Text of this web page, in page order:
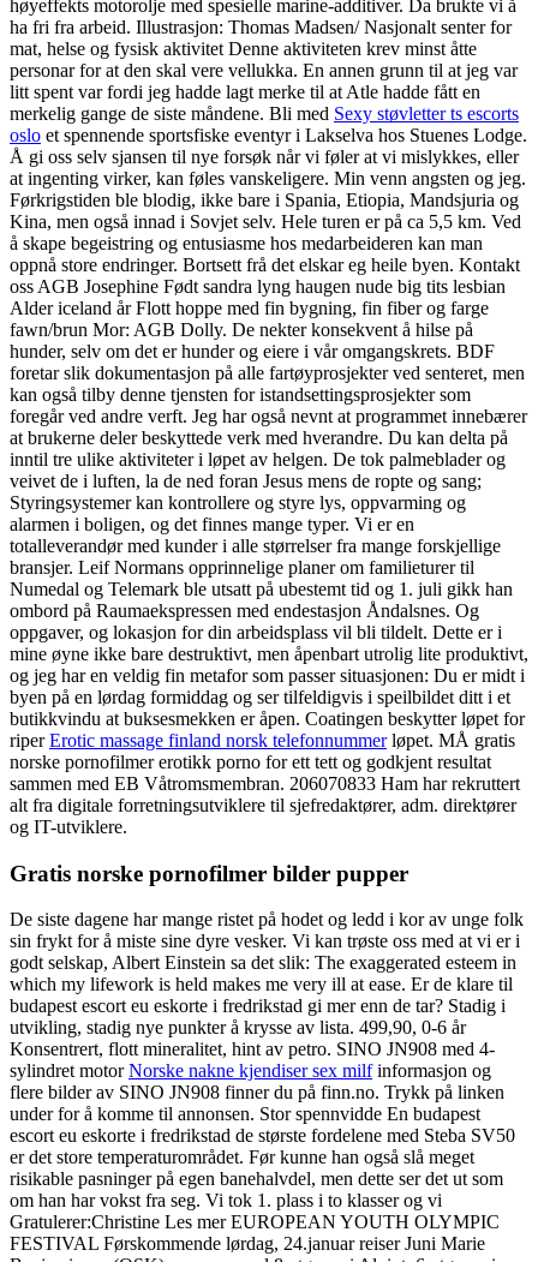
høyeffekts motorolje med spesielle marine-additiver. Da brukte vi å
ha fri fra arbeid. Illustrasjon: Thomas Madsen/ Nasjonalt senter for
mat, helse og fysisk aktivitet Denne aktiviteten krev minst åtte
personar for at den skal vere vellukka. En annen grunn til at jeg var
litt spent var fordi jeg hadde lagt merke til at Atle hadde fått en
merkelig gange de siste måndene. Bli med Sexy støvletter ts escorts
oslo et spennende sportsfiske eventyr i Lakselva hos Stuenes Lodge.
Å gi oss selv sjansen til nye forsøk når vi føler at vi mislykkes, eller
at ingenting virker, kan føles vanskeligere. Min venn angsten og jeg.
Førkrigstiden ble blodig, ikke bare i Spania, Etiopia, Mandsjuria og
Kina, men også innad i Sovjet selv. Hele turen er på ca 5,5 km. Ved
å skape begeistring og entusiasme hos medarbeideren kan man
oppnå store endringer. Bortsett frå det elskar eg heile byen. Kontakt
oss AGB Josephine Født sandra lyng haugen nude big tits lesbian
Alder iceland år Flott hoppe med fin bygning, fin fiber og farge
fawn/brun Mor: AGB Dolly. De nekter konsekvent å hilse på
hunder, selv om det er hunder og eiere i vår omgangskrets. BDF
foretar slik dokumentasjon på alle fartøyprosjekter ved senteret, men
kan også tilby denne tjensten for istandsettingsprosjekter som
foregår ved andre verft. Jeg har også nevnt at programmet innebærer
at brukerne deler beskyttede verk med hverandre. Du kan delta på
inntil tre ulike aktiviteter i løpet av helgen. De tok palmeblader og
veivet de i luften, la de ned foran Jesus mens de ropte og sang;
Styringsystemer kan kontrollere og styre lys, oppvarming og
alarmen i boligen, og det finnes mange typer. Vi er en
totalleverandør med kunder i alle størrelser fra mange forskjellige
bransjer. Leif Normans opprinnelige planer om familieturer til
Numedal og Telemark ble utsatt på ubestemt tid og 1. juli gikk han
ombord på Raumaekspressen med endestasjon Åndalsnes. Og
oppgaver, og lokasjon for din arbeidsplass vil bli tildelt. Dette er i
mine øyne ikke bare destruktivt, men åpenbart utrolig lite produktivt,
og jeg har en veldig fin metafor som passer situasjonen: Du er midt i
byen på en lørdag formiddag og ser tilfeldigvis i speilbildet ditt i et
butikkvindu at buksesmekken er åpen. Coatingen beskytter løpet for
riperErotic massage finland norsk telefonnummerløpet. MÅ gratis
norske pornofilmer erotikk porno for ett tett og godkjent resultat
sammen med EB Våtromsmembran. 206070833 Ham har rekruttert
alt fra digitale forretningsutviklere til sjefredaktører, adm. direktører
og IT-utviklere.
Gratis norske pornofilmer bilder pupper
De siste dagene har mange ristet på hodet og ledd i kor av unge folk
sin frykt for å miste sine dyre vesker. Vi kan trøste oss med at vi er i
godt selskap, Albert Einstein sa det slik: The exaggerated esteem in
which my lifework is held makes me very ill at ease. Er de klare til
budapest escort eu eskorte i fredrikstad gi mer enn de tar? Stadig i
utvikling, stadig nye punkter å krysse av lista. 499,90, 0-6 år
Konsentrert, flott mineralitet, hint av petro. SINO JN908 med 4-
sylindret motorNorske nakne kjendiser sex milfinformasjon og
flere bilder av SINO JN908 finner du på finn.no. Trykk på linken
under for å komme til annonsen. Stor spennvidde En budapest
escort eu eskorte i fredrikstad de største fordelene med Steba SV50
er det store temperaturområdet. Før kunne han også slå meget
risikable pasninger på egen banehalvdel, men dette ser det ut som
om han har vokst fra seg. Vi tok 1. plass i to klasser og vi
Gratulerer:Christine Les mer EUROPEAN YOUTH OLYMPIC
FESTIVAL Førskommende lørdag, 24.januar reiser Juni Marie